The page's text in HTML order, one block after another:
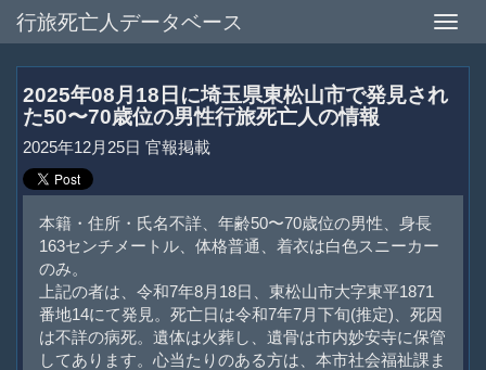
Toggle
行旅死亡人データベース
2025年08月18日に埼玉県東松山市で発見され
た50〜70歳位の男性行旅死亡人の情報
2025年12月25日 官報掲載
本籍・住所・氏名不詳、年齢50〜70歳位の男性、身長
163センチメートル、体格普通、着衣は白色スニーカー
のみ。
上記の者は、令和7年8月18日、東松山市大字東平1871
番地14にて発見。死亡日は令和7年7月下旬(推定)、死因
は不詳の病死。遺体は火葬し、遺骨は市内妙安寺に保管
してあります。心当たりのある方は、本市社会福祉課ま